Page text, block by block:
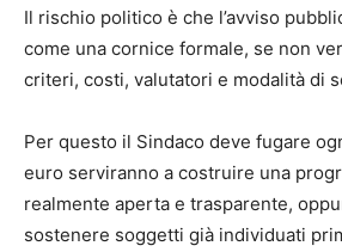
Il rischio politico è che l’avviso
come una cornice formale, se non
criteri, costi, valutatori e modalità di
Per questo il Sindaco deve fugare
euro serviranno a costruire una
realmente aperta e trasparente,
sostenere soggetti già individuati